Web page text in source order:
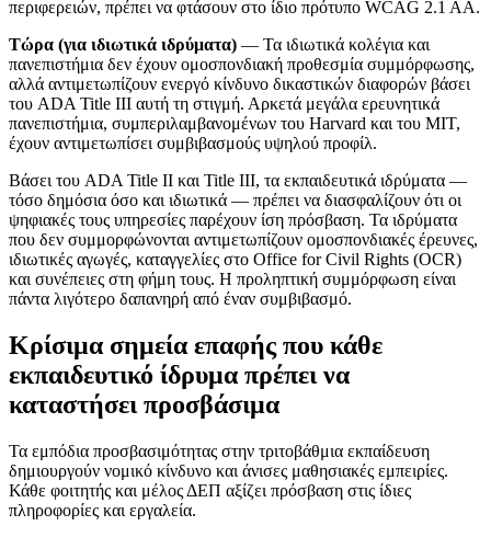
περιφερειών, πρέπει να φτάσουν στο ίδιο πρότυπο WCAG 2.1 AA.
Τώρα (για ιδιωτικά ιδρύματα) — Τα ιδιωτικά κολέγια και
πανεπιστήμια δεν έχουν ομοσπονδιακή προθεσμία συμμόρφωσης,
αλλά αντιμετωπίζουν ενεργό κίνδυνο δικαστικών διαφορών βάσει
του ADA Title III αυτή τη στιγμή. Αρκετά μεγάλα ερευνητικά
πανεπιστήμια, συμπεριλαμβανομένων του Harvard και του MIT,
έχουν αντιμετωπίσει συμβιβασμούς υψηλού προφίλ.
Βάσει του ADA Title II και Title III, τα εκπαιδευτικά ιδρύματα —
τόσο δημόσια όσο και ιδιωτικά — πρέπει να διασφαλίζουν ότι οι
ψηφιακές τους υπηρεσίες παρέχουν ίση πρόσβαση. Τα ιδρύματα
που δεν συμμορφώνονται αντιμετωπίζουν ομοσπονδιακές έρευνες,
ιδιωτικές αγωγές, καταγγελίες στο Office for Civil Rights (OCR)
και συνέπειες στη φήμη τους. Η προληπτική συμμόρφωση είναι
πάντα λιγότερο δαπανηρή από έναν συμβιβασμό.
Κρίσιμα σημεία επαφής που κάθε
εκπαιδευτικό ίδρυμα πρέπει να
καταστήσει προσβάσιμα
Τα εμπόδια προσβασιμότητας στην τριτοβάθμια εκπαίδευση
δημιουργούν νομικό κίνδυνο και άνισες μαθησιακές εμπειρίες.
Κάθε φοιτητής και μέλος ΔΕΠ αξίζει πρόσβαση στις ίδιες
πληροφορίες και εργαλεία.